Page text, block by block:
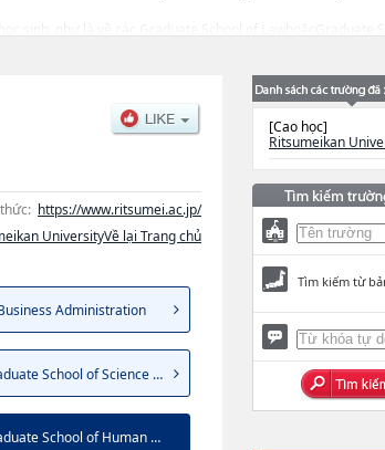
sinh, như là về các Graduate School of LawhoặcGraduate
School of Technology Management
School of PharmacyhoặcGraduate School of
tin liên quan đến thi tuyển như số lượng tuyển sinh, số
https://www.ritsumei.ac.jp/
UniversityVề lại Trang chủ
Administration
Graduate School of Science an...
Graduate School of Human Science
[Cao học]
Ritsumeikan
Tìm kiếm từ